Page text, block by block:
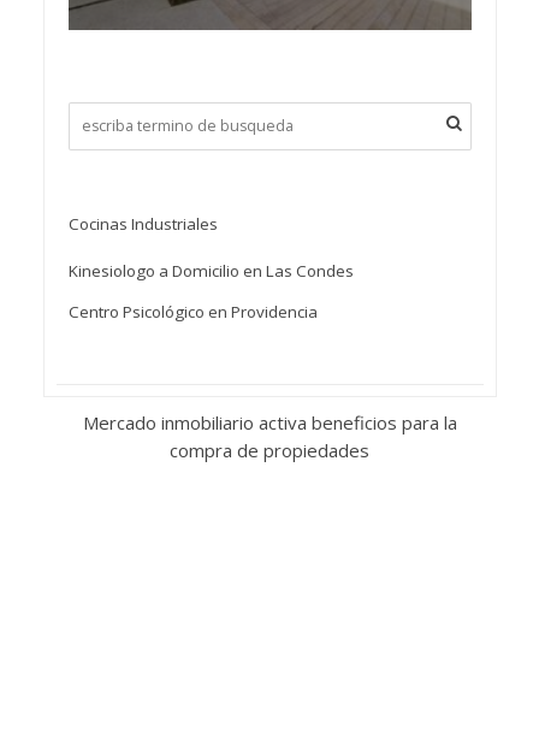
Cocinas Industriales
Kinesiologo a Domicilio en Las Condes
Centro Psicológico en Providencia
Mercado inmobiliario activa beneficios para la
compra de propiedades